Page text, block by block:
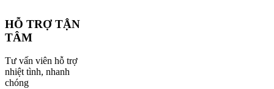
HỖ TRỢ TẬN
TÂM
Tư vấn viên hỗ trợ
nhiệt tình, nhanh
chóng